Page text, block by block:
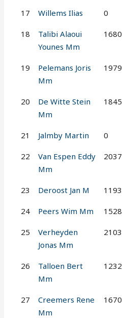
17 Willems Ilias 0
18
Talibi Alaoui
Younes Mm
1680
19
Pelemans Joris
Mm
1979
20
De Witte Stein
Mm
1845
21 Jalmby Martin 0
22
Van Espen Eddy
Mm
2037
23 Deroost Jan M 1193
24 Peers Wim Mm 1528
25
Verheyden
Jonas Mm
2103
26
Talloen Bert
Mm
1232
27
Creemers Rene
Mm
1670